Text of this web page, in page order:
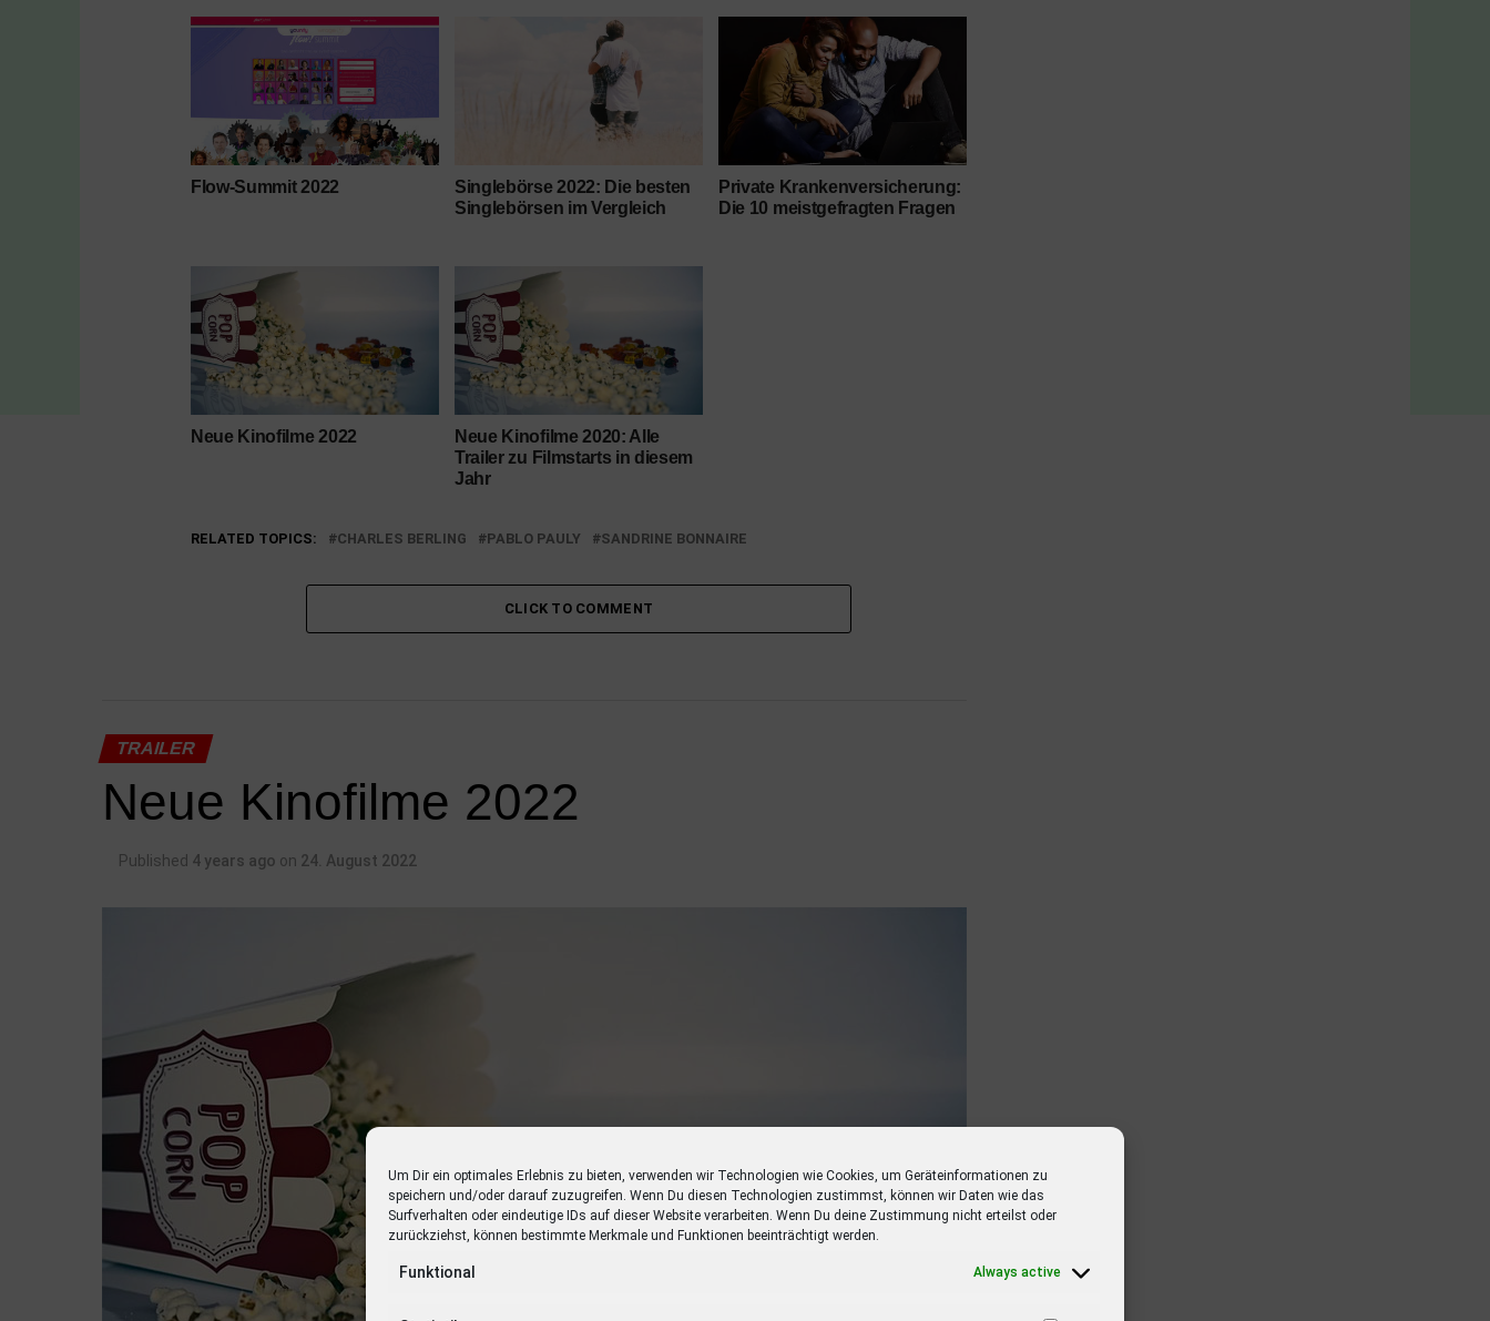
Um Dir ein optimales Erlebnis zu bieten, verwenden wir Technologien wie Cookies, um Geräteinformationen zu
speichern und/oder darauf zuzugreifen. Wenn Du diesen Technologien zustimmst, können wir Daten wie das
Surfverhalten oder eindeutige IDs auf dieser Website verarbeiten. Wenn Du deine Zustimmung nicht erteilst oder
zurückziehst, können bestimmte Merkmale und Funktionen beeinträchtigt werden.
Funktional Always active
Flow-Summit 2022
Singlebörse 2022: Die besten
Singlebörsen im Vergleich
Private Krankenversicherung:
Die 10 meistgefragten Fragen
Neue Kinofilme 2022
Neue Kinofilme 2020: Alle
Trailer zu Filmstarts in diesem
Jahr
RELATED TOPICS: CHARLES BERLING PABLO PAULY SANDRINE BONNAIRE
CLICK TO COMMENT
TRAILER
Neue Kinofilme 2022
Published 4 years ago on 24. August 2022